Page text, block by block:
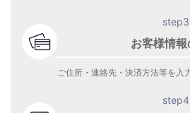
step3
お客様情報
ご住所・連絡先・決済方法等を入
step4